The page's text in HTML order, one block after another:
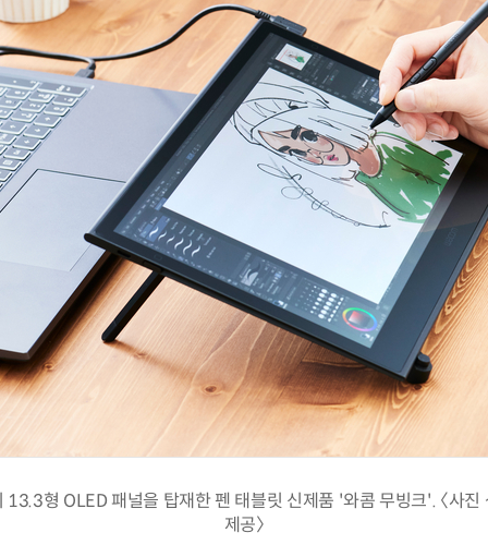
13.3형 OLED 패널을 탑재한 펜 태블릿 신제품 '와콤 무빙크'. 〈사진
제공〉